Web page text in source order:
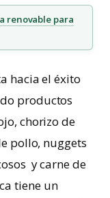
renovable para
hacia el éxito
productos
chorizo de
pollo, nuggets
y carne de
tiene un